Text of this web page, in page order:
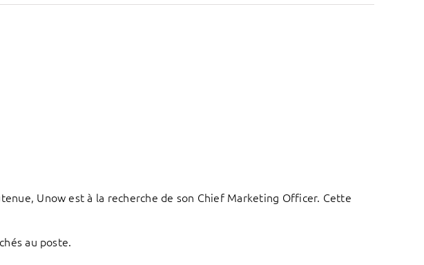
Unow est à la recherche de son Chief Marketing Officer. Cette
au poste.